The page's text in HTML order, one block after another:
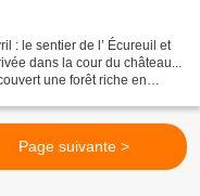
: le sentier de l’ Écureuil et
dans la cour du château...
une forêt riche en
Page suivante >